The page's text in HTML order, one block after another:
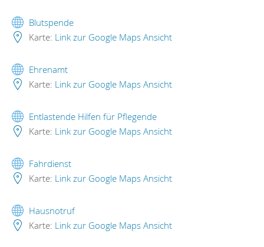
Blutspende
Karte: Link zur Google Maps Ansicht
Ehrenamt
Karte: Link zur Google Maps Ansicht
Entlastende Hilfen für Pflegende
Karte: Link zur Google Maps Ansicht
Fahrdienst
Karte: Link zur Google Maps Ansicht
Hausnotruf
Karte: Link zur Google Maps Ansicht